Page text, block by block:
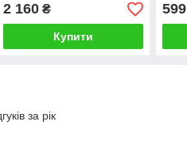
2 160₴
Купити
599
за рік